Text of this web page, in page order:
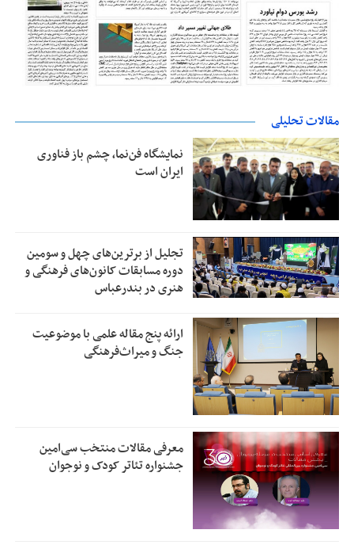
مقالات تحلیلی
نمایشگاه فن‌نما، چشم باز فناوری
ایران است
تجلیل از بر‌ترین‌های چهل و سومین
دوره مسابقات کانون‌های فرهنگی و
هنری در بندرعباس
ارائه پنج مقاله علمی با موضوعیت
جنگ و میراث‌فرهنگی
معرفی مقالات منتخب سی‌امین
جشنواره تئاتر کودک و نوجوان